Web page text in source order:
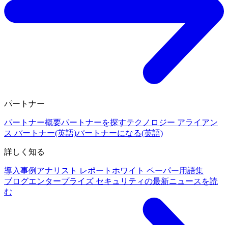
パートナー
パートナー概要パートナーを探すテクノロジー アライアン
ス パートナー(英語)パートナーになる(英語)
詳しく知る
導入事例 アナリスト レポート ホワイト ペーパー用語集
ブログエンタープライズ セキュリティの最新ニュースを読
む